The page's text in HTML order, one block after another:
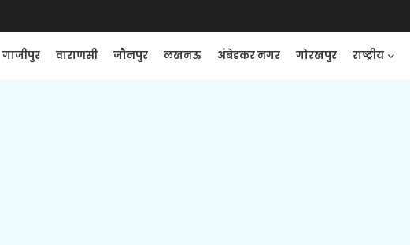
गाजीपुर वाराणसी जौनपुर लखनऊ अंबेडकर नगर गोरखपुर राष्ट्रीय